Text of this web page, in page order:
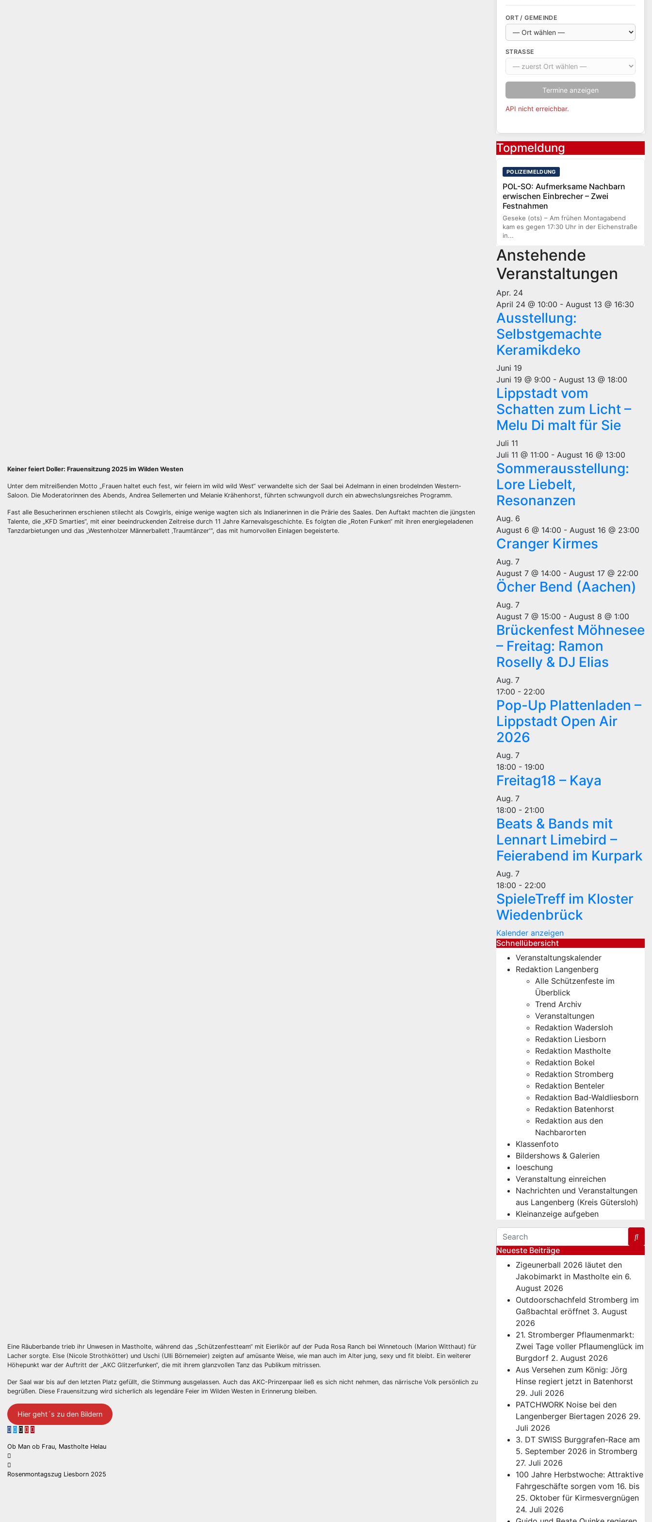
Keiner feiert Doller: Frauensitzung 2025 im Wilden Westen
Unter dem mitreißenden Motto „Frauen haltet euch fest, wir feiern im wild wild West“ verwandelte sich der Saal bei Adelmann in einen brodelnden Western-
Saloon. Die Moderatorinnen des Abends, Andrea Sellemerten und Melanie Krähenhorst, führten schwungvoll durch ein abwechslungsreiches Programm.
Fast alle Besucherinnen erschienen stilecht als Cowgirls, einige wenige wagten sich als Indianerinnen in die Prärie des Saales. Den Auftakt machten die jüngsten
Talente, die „KFD Smarties“, mit einer beeindruckenden Zeitreise durch 11 Jahre Karnevalsgeschichte. Es folgten die „Roten Funken“ mit ihren energiegeladenen
Tanzdarbietungen und das „Westenholzer Männerballett ‚Traumtänzer'“, das mit humorvollen Einlagen begeisterte.
Eine Räuberbande trieb ihr Unwesen in Mastholte, während das „Schützenfestteam“ mit Eierlikör auf der Puda Rosa Ranch bei Winnetouch (Marion Witthaut) für
Lacher sorgte. Else (Nicole Strothkötter) und Uschi (Ulli Börnemeier) zeigten auf amüsante Weise, wie man auch im Alter jung, sexy und fit bleibt. Ein weiterer
Höhepunkt war der Auftritt der „AKC Glitzerfunken“, die mit ihrem glanzvollen Tanz das Publikum mitrissen.
Der Saal war bis auf den letzten Platz gefüllt, die Stimmung ausgelassen. Auch das AKC-Prinzenpaar ließ es sich nicht nehmen, das närrische Volk persönlich zu
begrüßen. Diese Frauensitzung wird sicherlich als legendäre Feier im Wilden Westen in Erinnerung bleiben.
Hier geht´s zu den Bildern
Beitragsnavigation
Ob Man ob Frau, Mastholte Helau
Rosenmontagszug Liesborn 2025
ORT / GEMEINDE
STRASSE
Termine anzeigen
API nicht erreichbar.
Topmeldung
POLIZEIMELDUNG
POL-SO: Aufmerksame Nachbarn
erwischen Einbrecher – Zwei
Festnahmen
Geseke (ots) – Am frühen Montagabend
kam es gegen 17:30 Uhr in der Eichenstraße
in...
Anstehende
Veranstaltungen
Apr. 24
April 24 @ 10:00 - August 13 @ 16:30
Ausstellung:
Selbstgemachte
Keramikdeko
Juni 19
Juni 19 @ 9:00 - August 13 @ 18:00
Lippstadt vom
Schatten zum Licht –
Melu Di malt für Sie
Juli 11
Juli 11 @ 11:00 - August 16 @ 13:00
Sommerausstellung:
Lore Liebelt,
Resonanzen
Aug. 6
August 6 @ 14:00 - August 16 @ 23:00
Cranger Kirmes
Aug. 7
August 7 @ 14:00 - August 17 @ 22:00
Öcher Bend (Aachen)
Aug. 7
August 7 @ 15:00 - August 8 @ 1:00
Brückenfest Möhnesee
– Freitag: Ramon
Roselly & DJ Elias
Aug. 7
17:00 - 22:00
Pop-Up Plattenladen –
Lippstadt Open Air
2026
Aug. 7
18:00 - 19:00
Freitag18 – Kaya
Aug. 7
18:00 - 21:00
Beats & Bands mit
Lennart Limebird –
Feierabend im Kurpark
Aug. 7
18:00 - 22:00
SpieleTreff im Kloster
Wiedenbrück
Kalender anzeigen
Schnellübersicht
Veranstaltungskalender
Redaktion Langenberg
Alle Schützenfeste im
Überblick
Trend Archiv
Veranstaltungen
Redaktion Wadersloh
Redaktion Liesborn
Redaktion Mastholte
Redaktion Bokel
Redaktion Stromberg
Redaktion Benteler
Redaktion Bad-Waldliesborn
Redaktion Batenhorst
Redaktion aus den
Nachbarorten
Klassenfoto
Bildershows & Galerien
loeschung
Veranstaltung einreichen
Nachrichten und Veranstaltungen
aus Langenberg (Kreis Gütersloh)
Kleinanzeige aufgeben
Neueste Beiträge
Zigeunerball 2026 läutet den
Jakobimarkt in Mastholte ein 6.
August 2026
Outdoorschachfeld Stromberg im
Gaßbachtal eröffnet 3. August
2026
21. Stromberger Pflaumenmarkt:
Zwei Tage voller Pflaumenglück im
Burgdorf 2. August 2026
Aus Versehen zum König: Jörg
Hinse regiert jetzt in Batenhorst
29. Juli 2026
PATCHWORK Noise bei den
Langenberger Biertagen 2026 29.
Juli 2026
3. DT SWISS Burggrafen-Race am
5. September 2026 in Stromberg
27. Juli 2026
100 Jahre Herbstwoche: Attraktive
Fahrgeschäfte sorgen vom 16. bis
25. Oktober für Kirmesvergnügen
24. Juli 2026